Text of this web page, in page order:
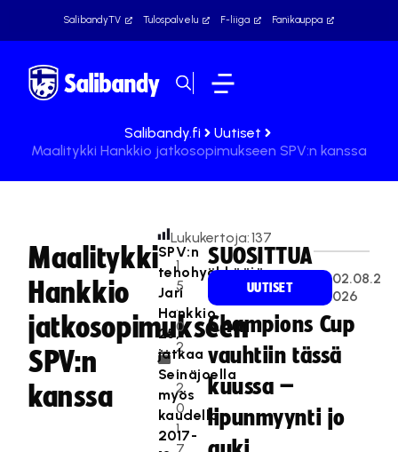
SalibandyTV Tulospalvelu F-liiga Fanikauppa
Salibandy.fi
Uutiset
Maalitykki Hankkio jatkosopimukseen SPV:n kanssa
Maalitykki
Hankkio
jatkosopimukseen
SPV:n
kanssa
1
5
.
0
2
.
2
0
1
Lukukertoja:137
SPV:n
tehohyökkääjä
Jari
Hankkio,
25,
jatkaa
Seinäjoella
myös
kaudella
2017-
SUOSITTUA
UUTISET
02.08.2
026
Champions Cup
vauhtiin tässä
kuussa –
lipunmyynti jo